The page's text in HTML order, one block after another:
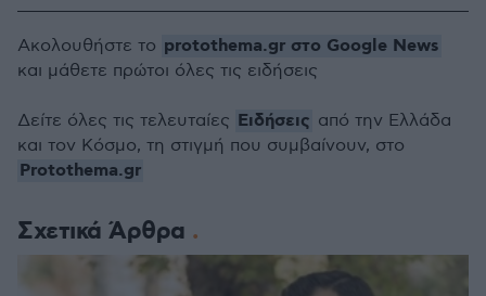
Σχετικά Άρθρα
Ακολουθήστε το protothema.gr στο Google News
και μάθετε πρώτοι όλες τις ειδήσεις
Δείτε όλες τις τελευταίες Ειδήσεις από την Ελλάδα
και τον Κόσμο, τη στιγμή που συμβαίνουν, στο
Protothema.gr